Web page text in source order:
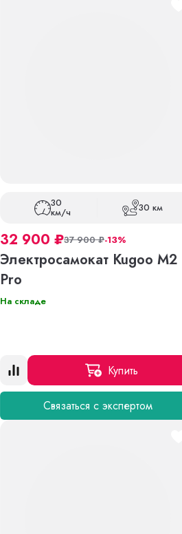
30
км/ч 30 км
32 900 ₽37 900₽-13%
Электросамокат Kugoo M2
Pro
На складе
Купить
Связаться с экспертом